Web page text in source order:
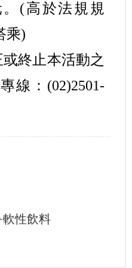
(高於法規規
乘)
終止本活動之
線：(02)2501-
軟性飲料